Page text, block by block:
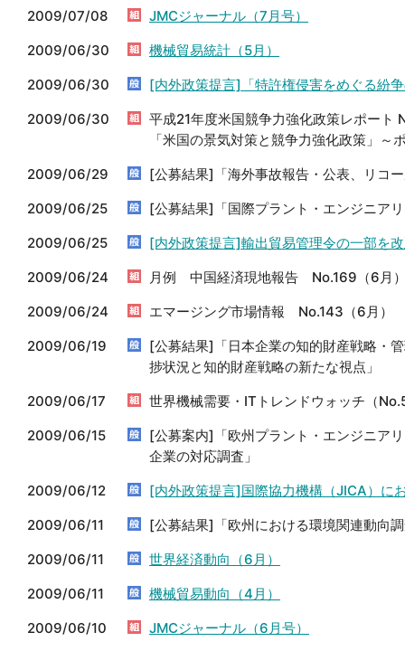
2009/07/08
JMCジャーナル（7月号）
2009/06/30
機械貿易統計（5月）
2009/06/30
[内外政策提言]「特許権侵害をめぐる紛
2009/06/30
平成21年度米国競争力強化政策レポート
「米国の景気対策と競争力強化政策」～
2009/06/29
[公募結果]「海外事故報告・公表、リコ
2009/06/25
[公募結果]「国際プラント・エンジニア
2009/06/25
[内外政策提言]輸出貿易管理令の一部を
2009/06/24
月例 中国経済現地報告 No.169（6月
2009/06/24
エマージング市場情報 No.143（6月）
2009/06/19
[公募結果]「日本企業の知的財産戦略・
捗状況と知的財産戦略の新たな視点」
2009/06/17
世界機械需要・ITトレンドウォッチ（
2009/06/15
[公募案内]「欧州プラント・エンジニア
企業の対応調査」
2009/06/12
[内外政策提言]国際協力機構（JICA）に
2009/06/11
[公募結果]「欧州における環境関連動向
2009/06/11
世界経済動向（6月）
2009/06/11
機械貿易動向（4月）
2009/06/10
JMCジャーナル（6月号）